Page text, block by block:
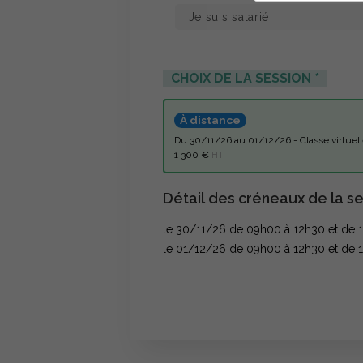
CHOIX DE LA SESSION
À distance
du 30/11/26 au 01/12/26 - Classe
1 300 € HT
Détail des créneaux de la
le 30/11/26 de 09h00 à 12h30 et de
le 01/12/26 de 09h00 à 12h30 et de